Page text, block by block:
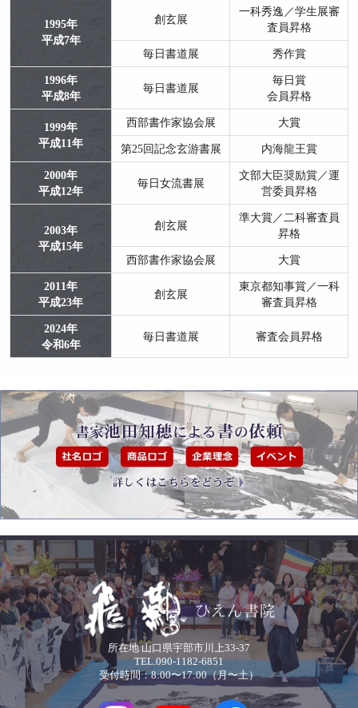
1995年
平成7年
創玄展
一科秀逸／学生展審
査員昇格
毎日書道展 秀作賞
1996年
平成8年
毎日書道展
毎日賞
会員昇格
1999年
平成11年
西部書作家協会展 大賞
第25回記念玄游書展 内海龍王賞
2000年
平成12年
毎日女流書展
文部大臣奨励賞／運
営委員昇格
2003年
平成15年
創玄展
準大賞／二科審査員
昇格
西部書作家協会展 大賞
2011年
平成23年
創玄展
東京都知事賞／一科
審査員昇格
2024年
令和6年
毎日書道展 審査会員昇格
所在地 山口県宇部市川上33-37
TEL.090-1182-6851
受付時間：8:00〜17:00（月〜土）